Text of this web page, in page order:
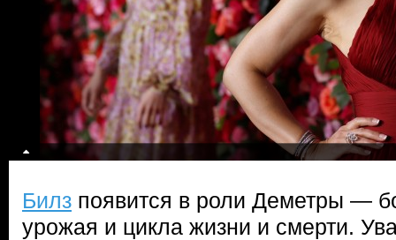
Билз появится в роли Деметры —
урожая и цикла жизни и смерти.